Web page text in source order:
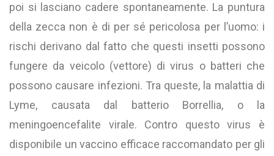
poi si lasciano cadere spontaneamente. La puntura
della zecca non è di per sé pericolosa per l’uomo: i
rischi derivano dal fatto che questi insetti possono
fungere da veicolo (vettore) di virus o batteri che
possono causare infezioni. Tra queste, la malattia di
Lyme, causata dal batterio Borrellia, o la
meningoencefalite virale. Contro questo virus è
disponibile un vaccino efficace raccomandato per gli